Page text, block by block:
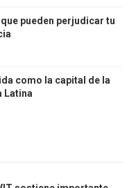
pueden perjudicar tu
como la capital de la
Latina